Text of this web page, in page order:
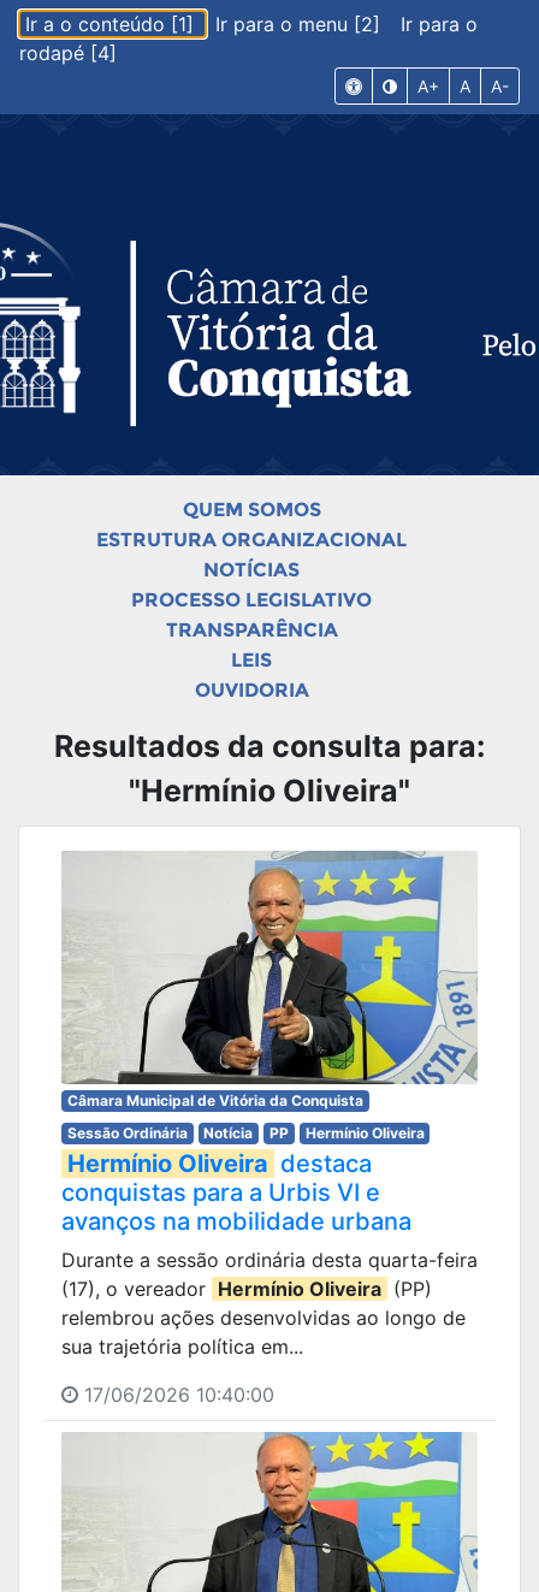
Ir a o conteúdo [1] Ir para o menu [2]
Ir para o
rodapé [4]
A+ A A-
QUEM SOMOS
ESTRUTURA ORGANIZACIONAL
NOTÍCIAS
PROCESSO LEGISLATIVO
TRANSPARÊNCIA
LEIS
OUVIDORIA
Resultados da consulta para:
"Hermínio Oliveira"
Câmara Municipal de Vitória da Conquista
Sessão Ordinária
Notícia PP Hermínio Oliveira
Hermínio Oliveira destaca
conquistas para a Urbis VI e
avanços na mobilidade urbana
Durante a sessão ordinária desta quarta-feira
(17), o vereador Hermínio Oliveira (PP)
relembrou ações desenvolvidas ao longo de
sua trajetória política em...
17/06/2026 10:40:00